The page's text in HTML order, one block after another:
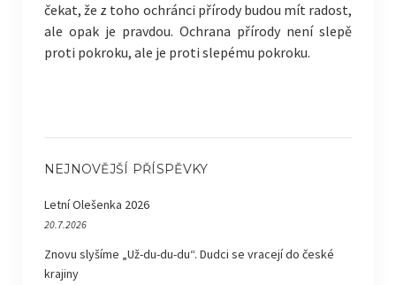
čekat, že z toho ochránci přírody budou mít radost,
ale opak je pravdou. Ochrana přírody není slepě
proti pokroku, ale je proti slepému pokroku.
NEJNOVĚJŠÍ PŘÍSPĚVKY
Letní Olešenka 2026
20.7.2026
Znovu slyšíme „Už-du-du-du“. Dudci se vracejí do české
krajiny